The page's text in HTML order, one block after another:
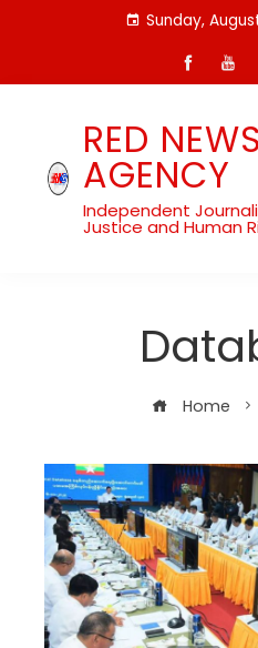
Sunday,
RED NEWS
AGENCY
Independent
Justice and Human
Home